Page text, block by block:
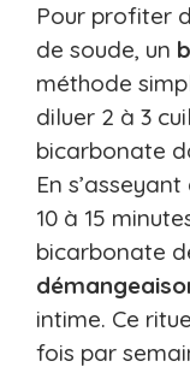
Pour profiter
de soude, un
méthode
diluer 2 à 3
bicarbonate
En
10 à 15
bicarbonate
intime. Ce
fois par